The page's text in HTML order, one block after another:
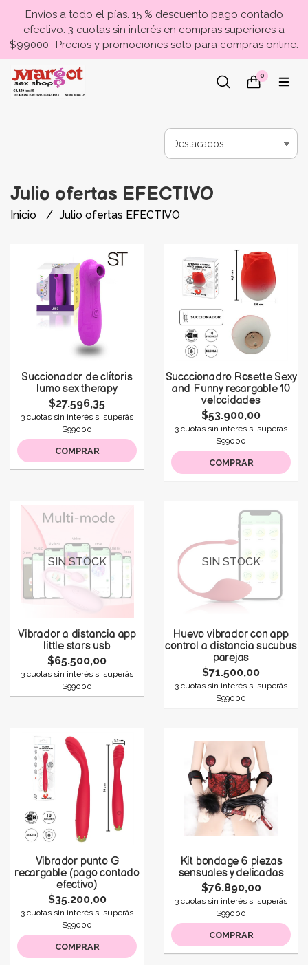
Envíos a todo el pías. 15 % descuento pago contado
efectivo. 3 cuotas sin interés en compras superiores a
$99000- Precios y promociones solo para compras online.
0
Julio ofertas EFECTIVO
Inicio Julio ofertas EFECTIVO
Succionador de clítoris
lumo sex therapy
$27.596,35
3 cuotas sin interés si superás
$99000
COMPRAR
Succcionadro Rosette Sexy
and Funny recargable 10
velocidades
$53.900,00
3 cuotas sin interés si superás
$99000
COMPRAR
SIN STOCK
Vibrador a distancia app
little stars usb
$65.500,00
3 cuotas sin interés si superás
$99000
SIN STOCK
Huevo vibrador con app
control a distancia sucubus
parejas
$71.500,00
3 cuotas sin interés si superás
$99000
Vibrador punto G
recargable (pago contado
efectivo)
$35.200,00
3 cuotas sin interés si superás
$99000
COMPRAR
Kit bondage 6 piezas
sensuales y delicadas
$76.890,00
3 cuotas sin interés si superás
$99000
COMPRAR